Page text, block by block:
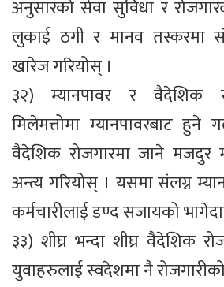
अनुसारको सेवा सुविधा र
लुकाई ठगी र मानव तस्करमा
खारेज गरियोस् ।
३२) म्यानपावर र वैदेशिक
मिलेमत्तोमा म्यानपावरबाट हुने
वैदेशिक रोजगारमा जाने मजदुर
अन्त्य गरियोस् । यसमा संलग्न
कर्मचारीलाई डण्द सजायको
३३) शीघ्र भन्दा शीघ्र वैदेशिक
युवाहरुलाई स्वदेशमा नै